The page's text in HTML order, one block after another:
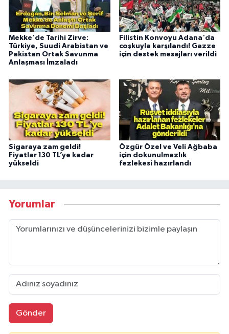
Mekke'de Tarihi Zirve:
Türkiye, Suudi Arabistan ve
Pakistan Ortak Savunma
Anlaşması İmzaladı
Filistin Konvoyu Adana'da
coşkuyla karşılandı! Gazze
için destek mesajları verildi
Sigaraya zam geldi!
Fiyatlar 130 TL’ye kadar
yükseldi
Özgür Özel ve Veli Ağbaba
için dokunulmazlık
fezlekesi hazırlandı
Yorumlar
Gönder